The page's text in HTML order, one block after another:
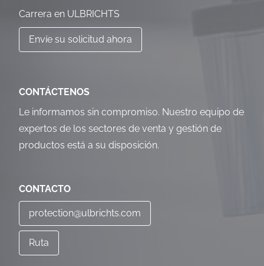
Carrera en ULBRICHTS
Envíe su solicitud ahora
CONTÁCTENOS
Le informamos sin compromiso. Nuestro equipo de
expertos de los sectores de venta y gestión de
productos está a su disposición.
CONTACTO
protection@ulbrichts.com
Ruta